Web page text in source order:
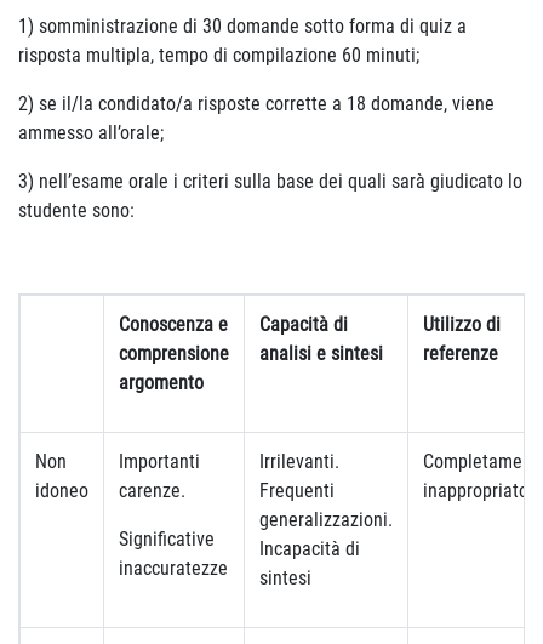
1) somministrazione di 30 domande sotto forma di quiz a
risposta multipla, tempo di compilazione 60 minuti;
2) se il/la condidato/a risposte corrette a 18 domande, viene
ammesso all’orale;
3) nell’esame orale i criteri sulla base dei quali sarà giudicato lo
studente sono:
Conoscenza e
comprensione
argomento
Capacità di
analisi e sintesi
Utilizzo di
referenze
Non
idoneo
Importanti
carenze.
Significative
inaccuratezze
Irrilevanti.
Frequenti
generalizzazioni.
Incapacità di
sintesi
inappropriato